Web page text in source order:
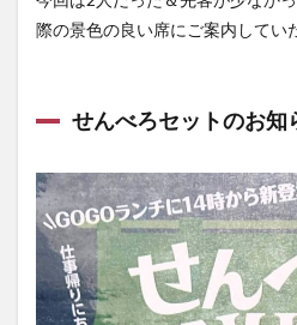
際の景色の良い席にご案内してい
せんべろセットのお知